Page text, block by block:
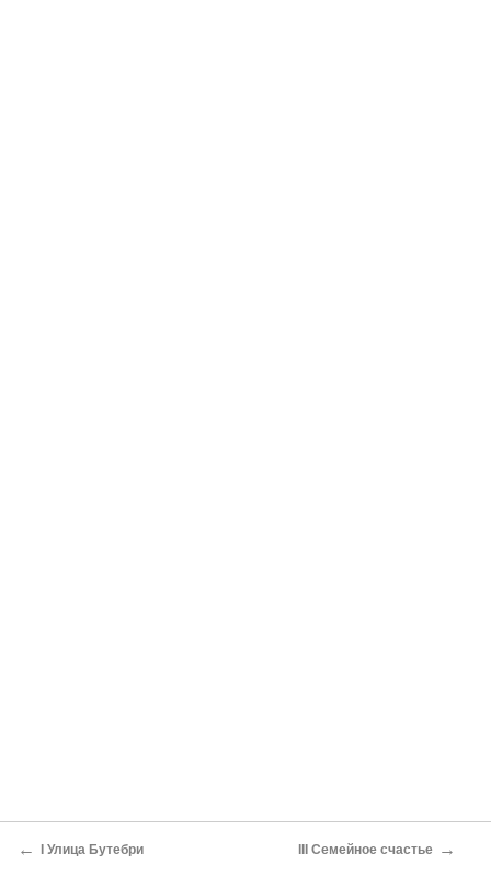
← I Улица Бутебри III Семейное счастье →